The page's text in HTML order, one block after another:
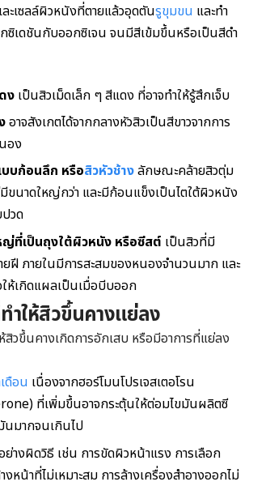
ะเซลล์ผิวหนังที่ตายแล้วอุดตันรูขุมขน และทำ
ซิเดชันกับออกซิเจน จนมีสีเข้มขึ้นหรือเป็นสีดำ
ง เป็นสิวเม็ดเล็ก ๆ สีแดง ที่อาจทำให้รู้สึกเจ็บ
อาจสังเกตได้จากกลางหัวสิวเป็นสีขาวจากการ
อง
บก้อนลึก หรือสิวหัวช้างลักษณะคล้ายสิวตุ่ม
นาดใหญ่กว่า และมีก้อนแข็งเป็นไตใต้ผิวหนัง
วด
ที่เป็นถุงใต้ผิวหนัง หรือซีสต์ เป็นสิวที่มี
ฝี ภายในมีการสะสมของหนองจำนวนมาก และ
ให้เกิดแผลเป็นเมื่อบีบออก
ำให้สิวขึ้นคางแย่ลง
สิวขึ้นคางเกิดการอักเสบ หรือมีอาการที่แย่ลง
ดือน เนื่องจากฮอร์โมนโปรเจสเตอโรน
ที่เพิ่มขึ้นอาจกระตุ้นให้ต่อมไขมันผลิตซี
มากจนเกินไป
ย่างผิดวิธี เช่น การขัดผิวหน้าแรง การเลือก
หน้าที่ไม่เหมาะสม การล้างเครื่องสำอางออกไม่